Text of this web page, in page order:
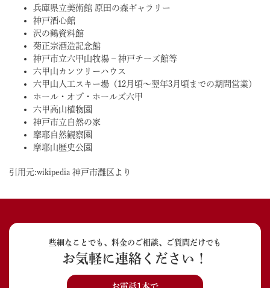
兵庫県立美術館 原田の森ギャラリー
神戸酒心館
沢の鶴資料館
菊正宗酒造記念館
神戸市立六甲山牧場 – 神戸チーズ館等
六甲山カンツリーハウス
六甲山人工スキー場（12月頃～翌年3月頃までの期間営業）
ホール・オブ・ホールズ六甲
六甲高山植物園
神戸市立自然の家
摩耶自然観察園
摩耶山歴史公園
引用元:wikipedia 神戸市灘区より
些細なことでも、料金のご相談、ご質問だけでも
お気軽に連絡ください！
お電話1本で